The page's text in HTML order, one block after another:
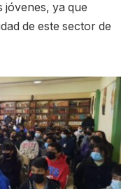
jóvenes, ya que
de este sector de